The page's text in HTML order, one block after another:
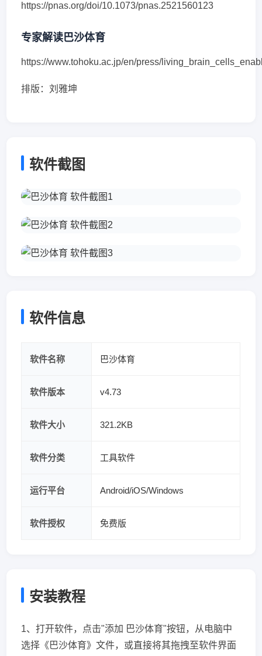
https://pnas.org/doi/10.1073/pnas.2521560123
专家解读巴沙体育
https://www.tohoku.ac.jp/en/press/
排版：刘雅坤
软件截图
软件信息
软件名称 巴沙体育
软件版本 v4.73
软件大小 321.2KB
软件分类 工具软件
运行平台 Android/iOS/Windows
软件授权 免费版
安装教程
1、打开软件，点击"添加 巴沙体育"按钮，从电脑中
选择《巴沙体育》文件，或直接将其拖拽至软件界面